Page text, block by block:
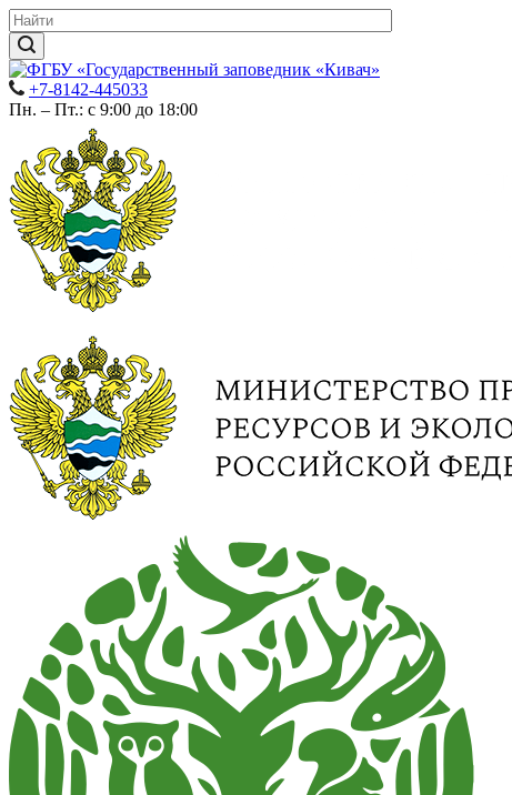
+7-8142-445033
Пн. – Пт.: с 9:00 до 18:00